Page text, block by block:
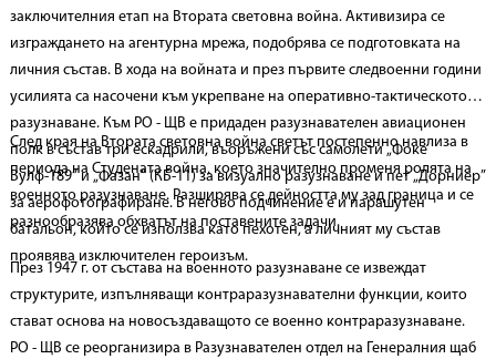
заключителния етап на Втората световна война. Активизира се
изграждането на агентурна мрежа, подобрява се подготовката на
личния състав. В хода на войната и през първите следвоенни години
усилията са насочени към укрепване на оперативно-тактическото
разузнаване. Към РО - ЩВ е придаден разузнавателен авиационен
полк в състав три ескадрили, въоръжени със самолети „Фоке
Вулф-189” и „Фазан” (КБ-11) за визуално разузнаване и пет „Дорниер”
за аерофотографиране. В негово подчинение е и парашутен
батальон, който се използва като пехотен, а личният му състав
проявява изключителен героизъм.
След края на Втората световна война светът постепенно навлиза в
периода на Студената война, което значително променя ролята на
военното разузнаване. Разширява се дейността му зад граница и се
разнообразява обхватът на поставените задачи.
През 1947 г. от състава на военното разузнаване се извеждат
структурите, изпълняващи контраразузнавателни функции, които
стават основа на новосъздаващото се военно контраразузнаване.
РО - ЩВ се реорганизира в Разузнавателен отдел на Генералния щаб